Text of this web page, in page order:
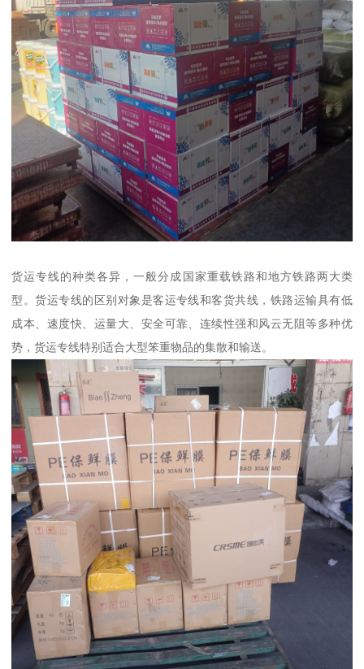
货运专线的种类各异，一般分成国家重载铁路和地方铁路两大类
型。货运专线的区别对象是客运专线和客货共线，铁路运输具有低
成本、速度快、运量大、安全可靠、连续性强和风云无阻等多种优
势，货运专线特别适合大型笨重物品的集散和输送。